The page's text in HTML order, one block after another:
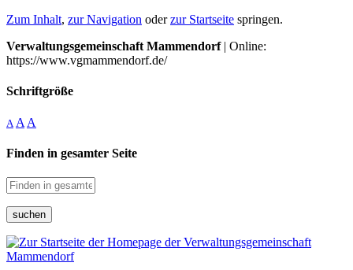
Zum Inhalt, zur Navigation oderzur Startseite springen.
Verwaltungsgemeinschaft Mammendorf| Online:
https://www.vgmammendorf.de/
Schriftgröße
A A A
Finden in gesamter Seite
suchen